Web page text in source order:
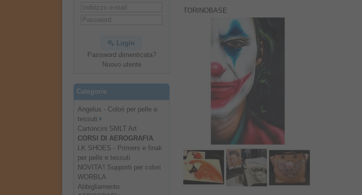
Login
Password dimenticata?
Nuovo utente
Categorie
Angelus - Colori per pelle e
tessuti
Cartoncini SMLT Art
CORSI DI AEROGRAFIA
LK SHOES - Primers e finali
per pelle e tessuti
NOVITA'! Supporti per colori
WORBLA
Abbigliamento
TORINOBASE